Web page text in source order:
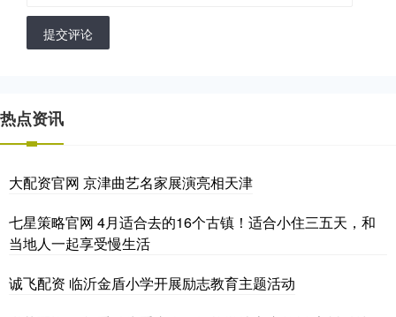
提交评论
热点资讯
大配资官网 京津曲艺名家展演亮相天津
七星策略官网 4月适合去的16个古镇！适合小住三五天，和
当地人一起享受慢生活
诚飞配资 临沂金盾小学开展励志教育主题活动